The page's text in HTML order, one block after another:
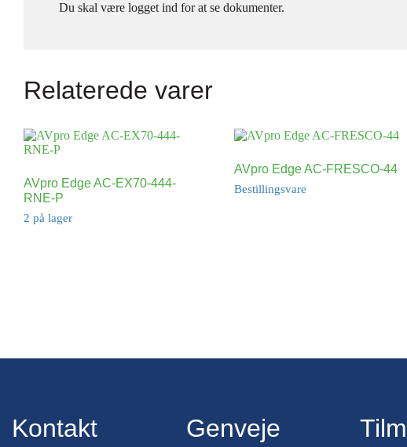
Du skal være logget ind for at se dokumenter.
Relaterede varer
AVpro Edge AC-EX70-444-
RNE-P
2 på lager
AVpro Edge AC-FRESCO-44
Bestillingsvare
Kontakt Genveje